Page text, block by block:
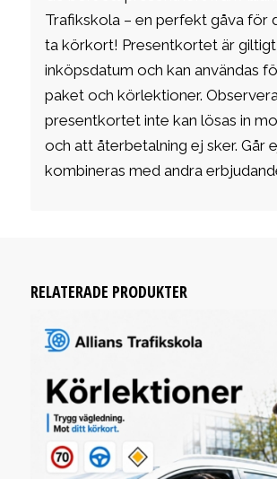
Trafikskola – en perfekt gåva för
ta körkort! Presentkortet är giltigt
inköpsdatum och kan användas
paket och körlektioner.
presentkortet inte kan lösas in
och att återbetalning ej sker. Går
kombineras med andra
RELATERADE PRODUKTER